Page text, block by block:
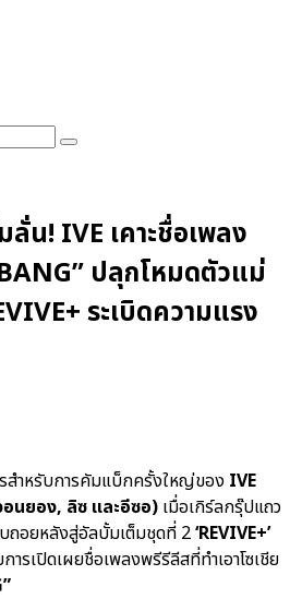
Search
น! IVE เคาะชื่อเพลง
ปลุกโหมดตัวแม่
ระเบิดความแรง
สำหรับการคัมแบ็กครั้งใหญ่ของ IVE
นยอง, ลิซ และอีซอ) เมื่อเกิร์ลกรุ๊ปแถว
อยหลังสู่อัลบั้มเต็มชุดที่ 2‘REVIVE+’
รเปิดเผยชื่อเพลงพรีรีลีสที่ทำเอาโซเชีย